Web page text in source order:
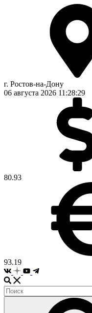
г. Ростов-на-Дону
06 августа 2026 11:28:30
80.93
93.19